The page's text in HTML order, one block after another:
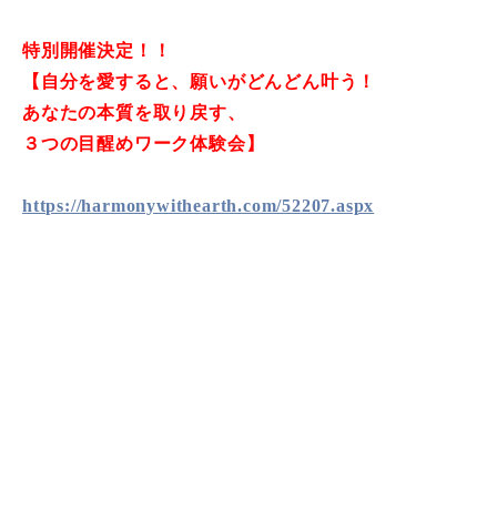
特別開催決定！！
【自分を愛すると、願いがどんどん叶う！
あなたの本質を取り戻す、
３つの目醒めワーク体験会】
https://harmonywithearth.com/52207.aspx